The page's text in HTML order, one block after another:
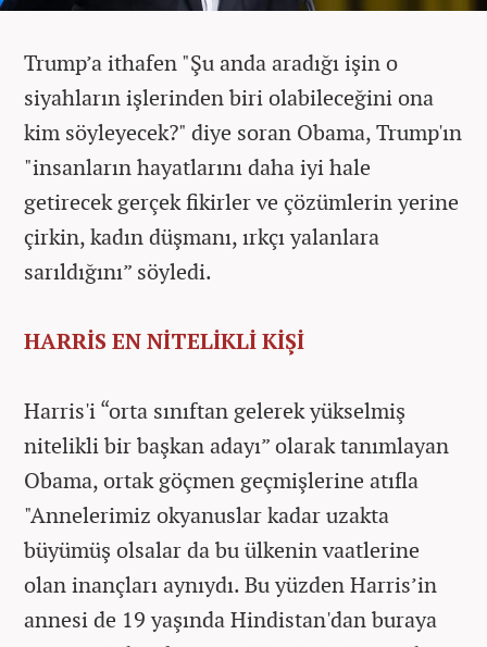
Trump’a ithafen "Şu anda aradığı işin o
siyahların işlerinden biri olabileceğini ona
kim söyleyecek?" diye soran Obama, Trump'ın
"insanların hayatlarını daha iyi hale
getirecek gerçek fikirler ve çözümlerin yerine
çirkin, kadın düşmanı, ırkçı yalanlara
sarıldığını” söyledi.
HARRİS EN NİTELİKLİ KİŞİ
Harris'i “orta sınıftan gelerek yükselmiş
nitelikli bir başkan adayı” olarak tanımlayan
Obama, ortak göçmen geçmişlerine atıfla
"Annelerimiz okyanuslar kadar uzakta
büyümüş olsalar da bu ülkenin vaatlerine
olan inançları aynıydı. Bu yüzden Harris’in
annesi de 19 yaşında Hindistan'dan buraya